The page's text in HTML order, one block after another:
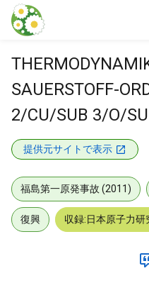
本文に飛ぶ
SAUERSTOFF-
2/CU/SUB 3/O/
提供元サイトで表示
福島第一原発事故 (2011)
復興 収録:日本原子力